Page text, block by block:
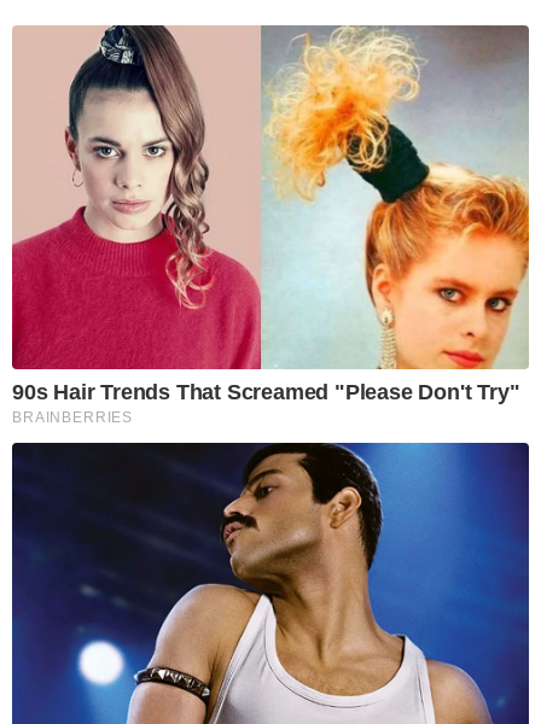
90s Hair Trends That Screamed "Please Don't Try"
BRAINBERRIES